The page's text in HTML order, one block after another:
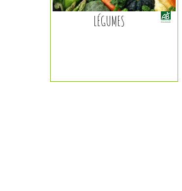
LÉGUMES